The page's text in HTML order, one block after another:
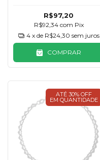
R$97,20
R$92,34 com Pix
4 x de R$24,30 sem juros
COMPRAR
ATÉ 30% OFF
EM QUANTIDADE